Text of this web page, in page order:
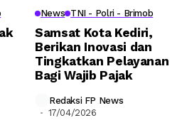
News TNI - Polri - Brimob
Samsat Kota Kediri,
Berikan Inovasi dan
Tingkatkan Pelayanan
Bagi Wajib Pajak
Redaksi FP News
17/04/2026